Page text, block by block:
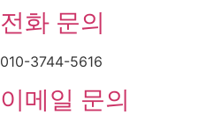
전화 문의
010-3744-5616
이메일 문의